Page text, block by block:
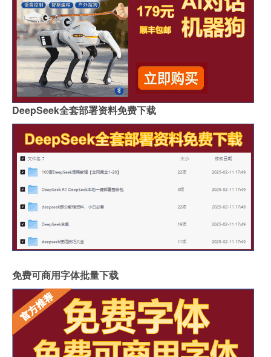
DeepSeek全套部署资料免费下载
免费可商用字体批量下载